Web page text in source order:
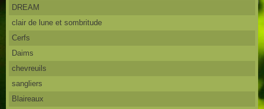
DREAM
clair de lune et sombritude
Cerfs
Daims
chevreuils
sangliers
Blaireaux